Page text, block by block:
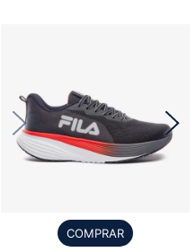
COMPRAR